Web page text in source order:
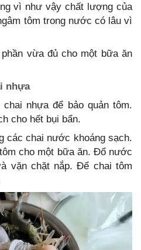
vì như vậy chất lượng của
tôm trong nước có lâu vì
vừa đủ cho một bữa ăn
nhựa
nhựa để bảo quản tôm.
cho hết bụi bẩn.
các chai nước khoáng sạch.
cho một bữa ăn. Đổ nước
vặn chặt nắp. Để chai tôm